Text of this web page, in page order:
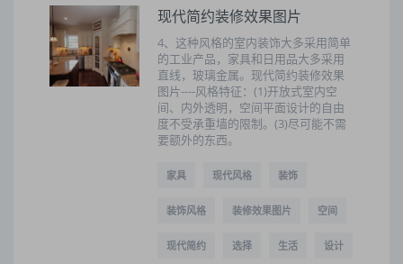
现代简约装修效果图片
4、这种风格的室内装饰大多采用简单
的工业产品，家具和日用品大多采用
直线，玻璃金属。现代简约装修效果
图片----风格特征：(1)开放式室内空
间、内外透明，空间平面设计的自由
度不受承重墙的限制。(3)尽可能不需
要额外的东西。
家具 现代风格 装饰
装饰风格 装修效果图片 空间
现代简约 选择 生活 设计